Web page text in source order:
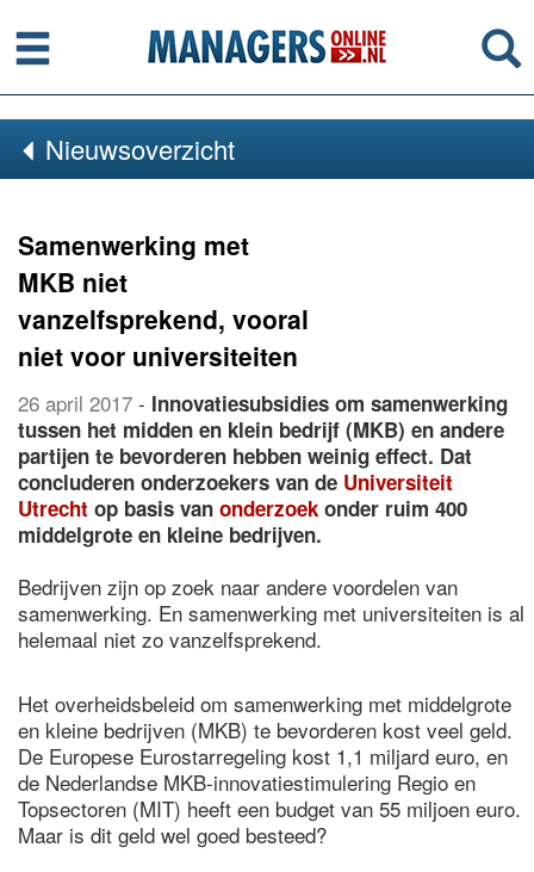
Menu
Nieuwsoverzicht
Samenwerking met
MKB niet
vanzelfsprekend, vooral
niet voor universiteiten
26 april 2017 - Innovatiesubsidies om samenwerking
tussen het midden en klein bedrijf (MKB) en andere
partijen te bevorderen hebben weinig effect. Dat
concluderen onderzoekers van de Universiteit
Utrecht op basis van onderzoek onder ruim 400
middelgrote en kleine bedrijven.
Bedrijven zijn op zoek naar andere voordelen van
samenwerking. En samenwerking met universiteiten is al
helemaal niet zo vanzelfsprekend.
Het overheidsbeleid om samenwerking met middelgrote
en kleine bedrijven (MKB) te bevorderen kost veel geld.
De Europese Eurostarregeling kost 1,1 miljard euro, en
de Nederlandse MKB-innovatiestimulering Regio en
Topsectoren (MIT) heeft een budget van 55 miljoen euro.
Maar is dit geld wel goed besteed?